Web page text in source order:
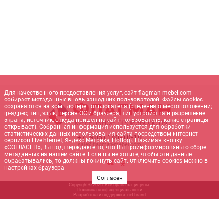
+7 (905) 140-10-10
sale@flagman-mebel.com
Copyright © 2026. Все права защищены.
Политика конфиденциальности
Разработка и поддержка: net- brand
Для качественного предоставления услуг, сайт flagman-mebel.com
собирает метаданные вновь зашедших пользователей. Файлы cookies
сохраняются на компьютере пользователя (сведения о местоположении;
ip-адрес; тип, язык, версия ОС и браузера; тип устройства и разрешение
экрана; источник, откуда пришел на сайт пользователь; какие страницы
открывает). Собранная информация используется для обработки
статистических данных использования сайта посредством интернет-
сервисов LiveInternet, Яндекс.Метрика, Hotlog). Нажимая кнопку
«СОГЛАСЕН», Вы подтверждаете то, что Вы проинформированы о сборе
метаданных на нашем сайте. Если вы не хотите, чтобы эти данные
обрабатывались, то должны покинуть сайт. Отключить cookies можно в
настройках браузера
Согласен